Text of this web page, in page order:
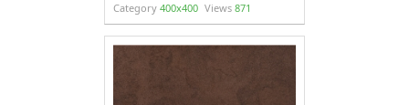
Category 400x400 Views 871